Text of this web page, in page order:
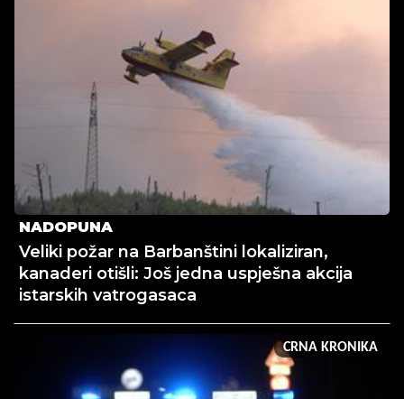
NADOPUNA
Veliki požar na Barbanštini lokaliziran,
kanaderi otišli: Još jedna uspješna akcija
istarskih vatrogasaca
CRNA KRONIKA